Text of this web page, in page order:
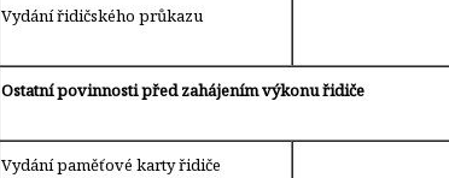
Vydání řidičského průkazu
Ostatní povinnosti před zahájením výkonu řidiče
Vydání paměťové karty řidiče